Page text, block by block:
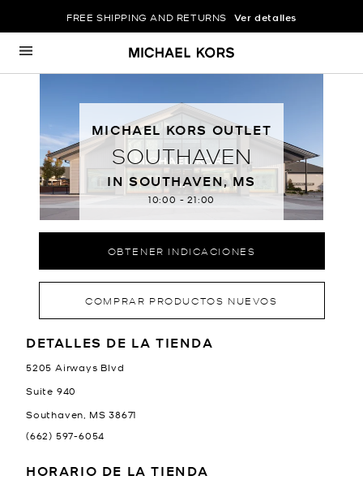
Ir al contenido
FREE SHIPPING AND RETURNS Ver detalles
Volver a navegación
MICHAEL KORS OUTLET
SOUTHAVEN
IN SOUTHAVEN, MS
10:00-21:00
OBTENER INDICACIONES
COMPRAR PRODUCTOS NUEVOS
LOCATION INFORMATION
DETALLES DE LA TIENDA
5205 Airways Blvd
Suite 940
Southaven MS 38671
(662) 597-6054
HORARIO DE LA TIENDA